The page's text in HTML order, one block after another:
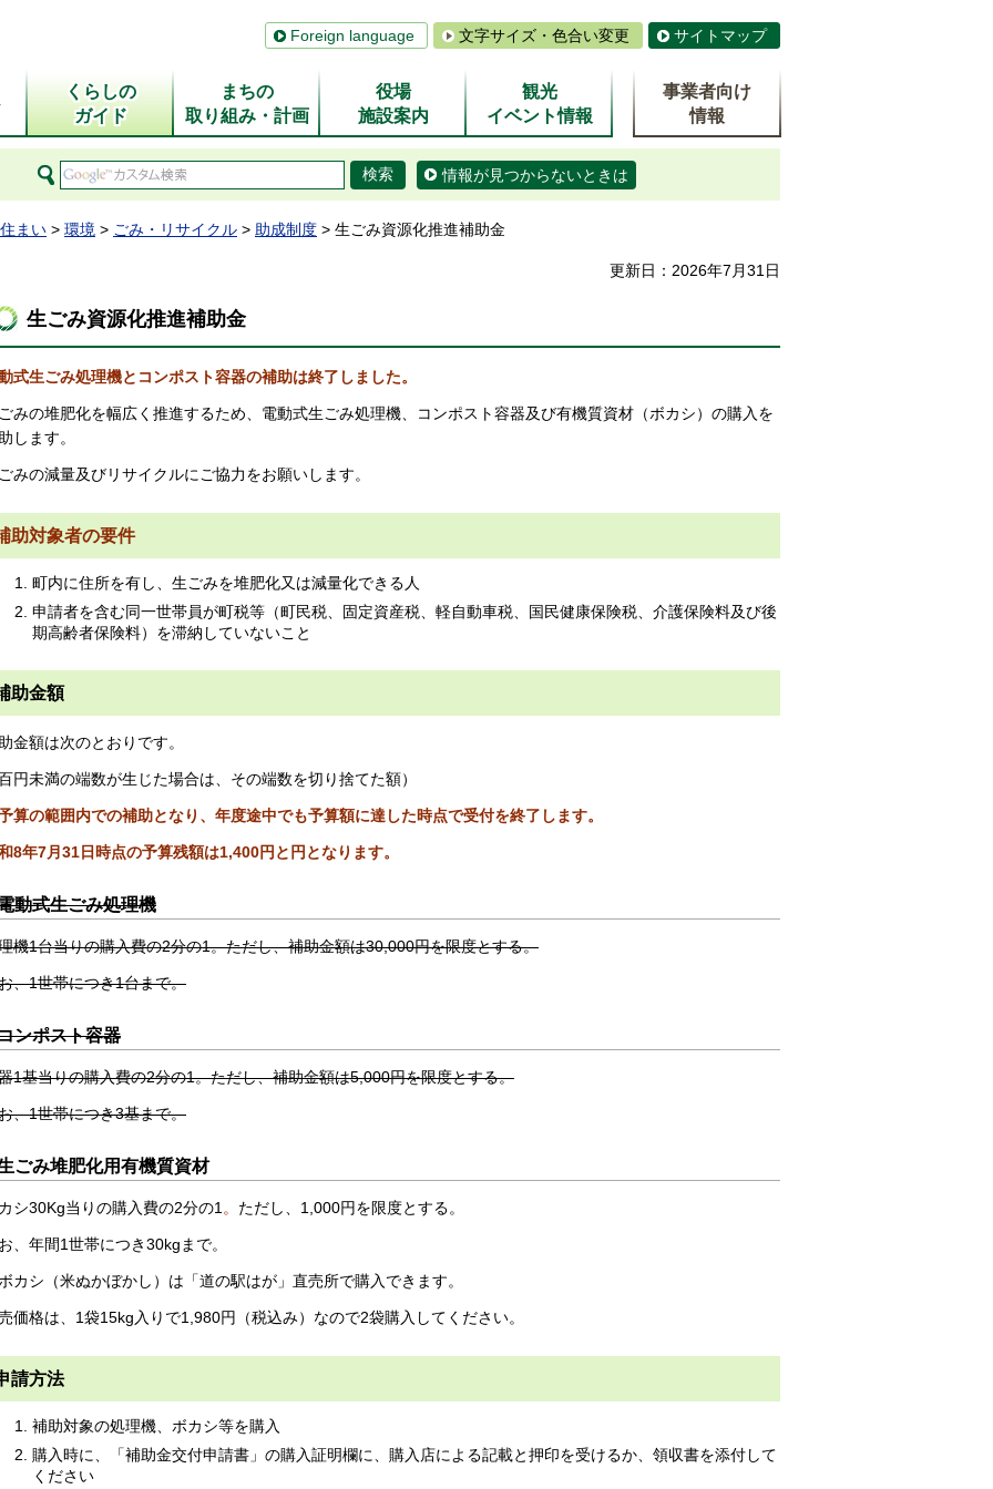
Foreign language 文字サイズ・色合い変更 サイトマップ
くらしの
ガイド
まちの
取り組み・計画
役場
施設案内
観光
イベント情報
事業者向け
情報
情報が見つからないときは
まい > 環境 > ごみ・リサイクル > 助成制度 > 生ごみ資源化推進補助金
更新日：2026年7月31日
生ごみ資源化推進補助金
式生ごみ処理機とコンポスト容器の補助は終了しました。
みの堆肥化を幅広く推進するため、電動式生ごみ処理機、コンポスト容器及び有機質資材（ボカシ）の購入を
します。
みの減量及びリサイクルにご協力をお願いします。
助対象者の要件
町内に住所を有し、生ごみを堆肥化又は減量化できる人
申請者を含む同一世帯員が町税等（町民税、固定資産税、軽自動車税、国民健康保険税、介護保険料及び後
期高齢者保険料）を滞納していないこと
助金額
金額は次のとおりです。
百円未満の端数が生じた場合は、その端数を切り捨てた額）
算の範囲内での補助となり、年度途中でも予算額に達した時点で受付を終了します。
8年7月31日時点の予算残額は1,400円と円となります。
動式生ごみ処理機
機1台当りの購入費の2分の1。ただし、補助金額は30,000円を限度とする。
、1世帯につき1台まで。
ンポスト容器
1基当りの購入費の2分の1。ただし、補助金額は5,000円を限度とする。
、1世帯につき3基まで。
ごみ堆肥化用有機質資材
シ30Kg当りの購入費の2分の1 。 ただし、1,000円を限度とする。
、年間1世帯につき30kgまで。
カシ（米ぬかぼかし）は「道の駅はが」直売所で購入できます。
価格は、1袋15kg入りで1,980円（税込み）なので2袋購入してください。
請方法
補助対象の処理機、ボカシ等を購入
購入時に、「補助金交付申請書」の購入証明欄に、購入店による記載と押印を受けるか、領収書を添付して
ください